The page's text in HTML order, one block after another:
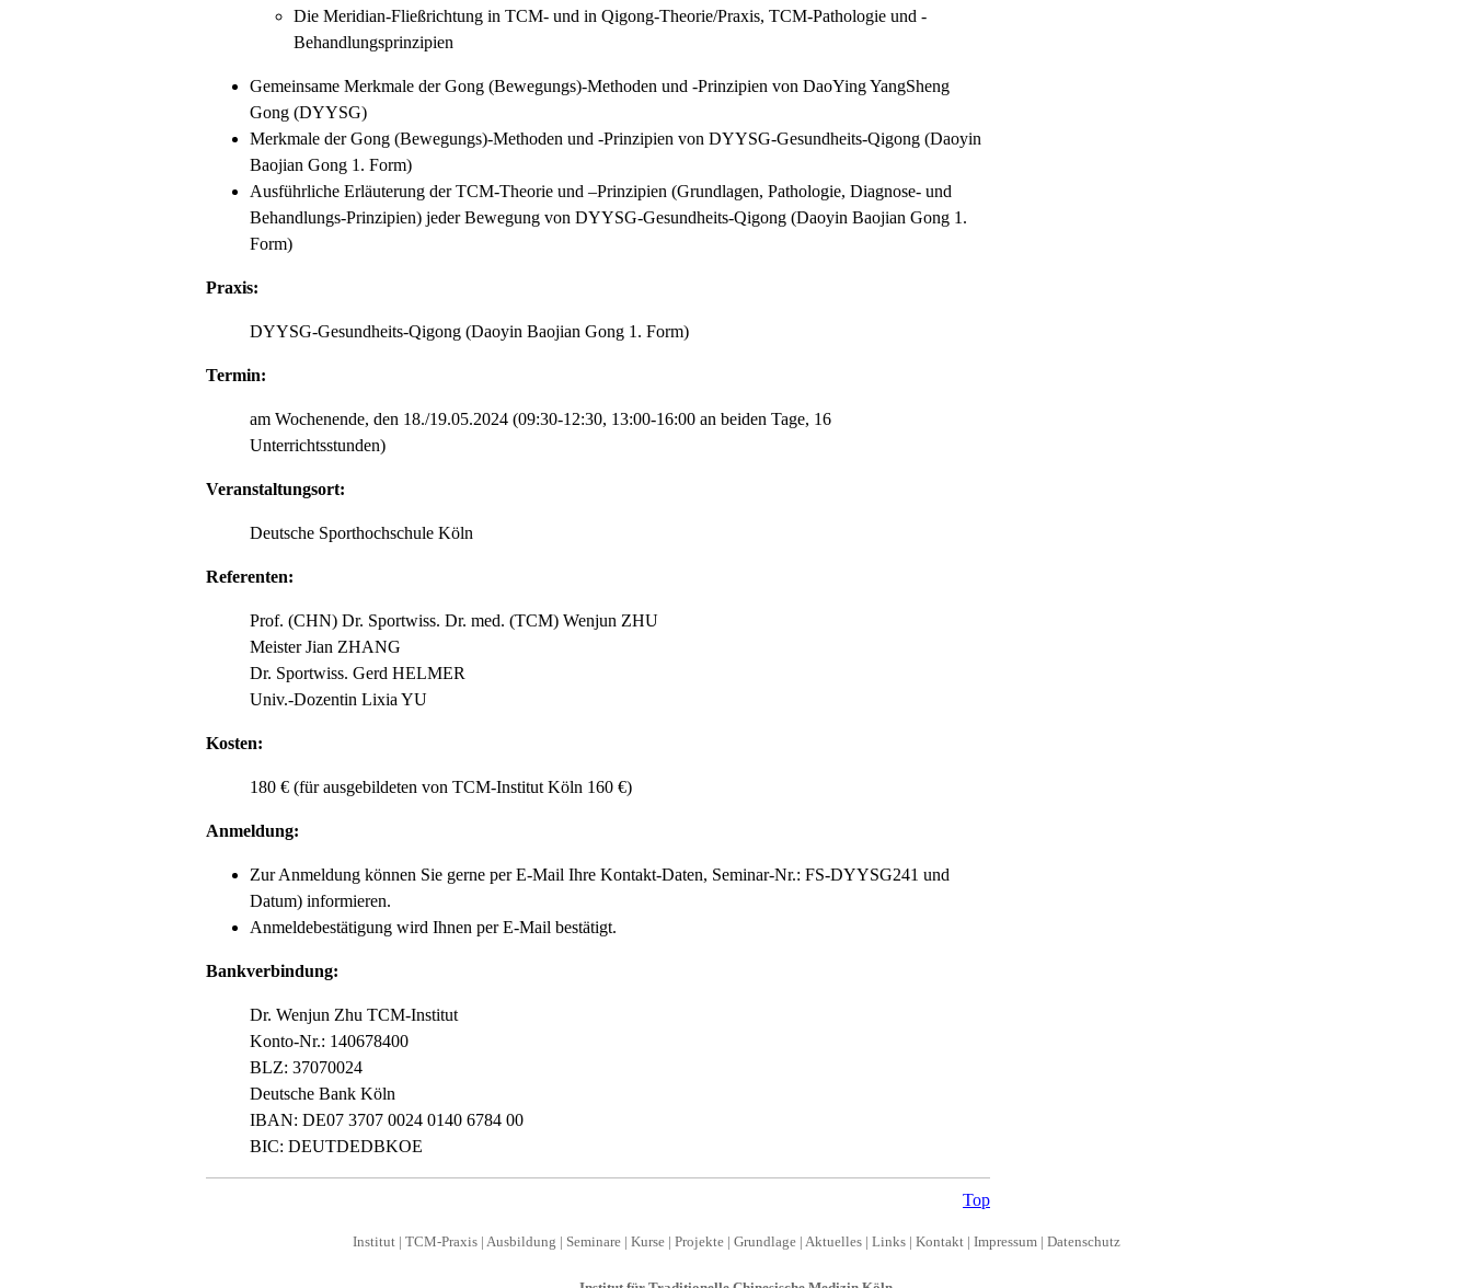
Die Meridian-Fließrichtung in TCM- und in Qigong-Theorie/Praxis, TCM-Pathologie und -
Behandlungsprinzipien
Gemeinsame Merkmale der Gong (Bewegungs)-Methoden und -Prinzipien von DaoYing YangSheng
Gong (DYYSG)
Merkmale der Gong (Bewegungs)-Methoden und -Prinzipien von DYYSG-Gesundheits-Qigong (Daoyin
Baojian Gong 1. Form)
Ausführliche Erläuterung der TCM-Theorie und –Prinzipien (Grundlagen, Pathologie, Diagnose- und
Behandlungs-Prinzipien) jeder Bewegung von DYYSG-Gesundheits-Qigong (Daoyin Baojian Gong 1.
Form)
Praxis:
DYYSG-Gesundheits-Qigong (Daoyin Baojian Gong 1. Form)
Termin:
am Wochenende, den 18./19.05.2024 (09:30-12:30, 13:00-16:00 an beiden Tage, 16
Unterrichtsstunden)
Veranstaltungsort:
Deutsche Sporthochschule Köln
Referenten:
Prof. (CHN) Dr. Sportwiss. Dr. med. (TCM) Wenjun ZHU
Meister Jian ZHANG
Dr. Sportwiss. Gerd HELMER
Univ.-Dozentin Lixia YU
Kosten:
180 € (für ausgebildeten von TCM-Institut Köln 160 €)
Anmeldung:
Zur Anmeldung können Sie gerne per E-Mail Ihre Kontakt-Daten, Seminar-Nr.: FS-DYYSG241 und
Datum) informieren.
Anmeldebestätigung wird Ihnen per E-Mail bestätigt.
Bankverbindung:
Dr. Wenjun Zhu TCM-Institut
Konto-Nr.: 140678400
BLZ: 37070024
Deutsche Bank Köln
IBAN: DE07 3707 0024 0140 6784 00
BIC: DEUTDEDBKOE
Top
Institut| TCM-Praxis| Ausbildung | Seminare| Kurse| Projekte| Grundlage| Aktuelles| Links| Kontakt| Impressum| Datenschutz